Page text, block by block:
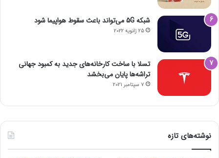
شبکه 5G می‌تواند باعث سقوط هواپیما شود
25 ژانویه 2022
تسلا با ساخت کارخانه‌های جدید به کمبود جهانی
تراشه‌ها پایان می‌بخشد
7 سپتامبر 2021
نوشته‌های تازه